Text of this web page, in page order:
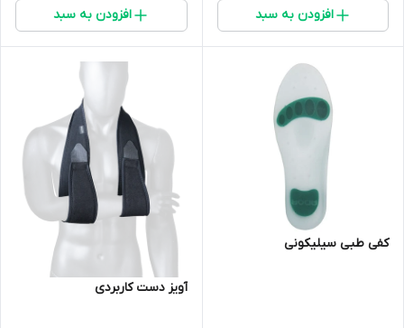
افزودن به سبد افزودن به سبد
کفی طبی سیلیکونی
آویز دست کاربردی